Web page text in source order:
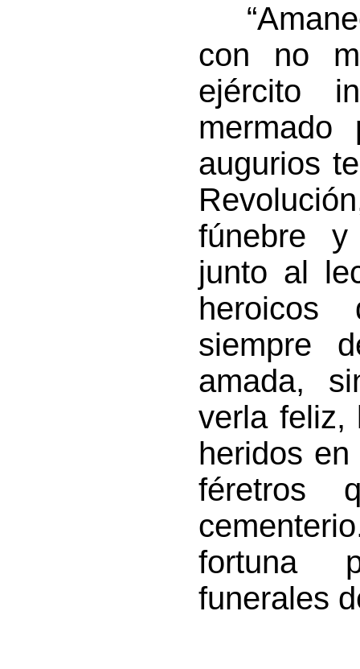
con no
ejército
augurios
fúnebre y
junto al
heroicos
siempre
amada,
verla feliz,
heridos
féretros
fortuna
funerales